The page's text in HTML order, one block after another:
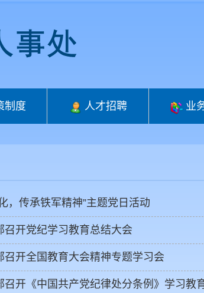
制度 人才招聘 业
，传承铁军精神”主题党日活动
召开党纪学习教育总结大会
召开全国教育大会精神专题学习会
召开《中国共产党纪律处分条例》学习教